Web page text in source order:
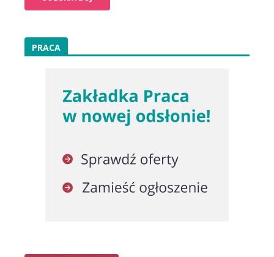
PRACA